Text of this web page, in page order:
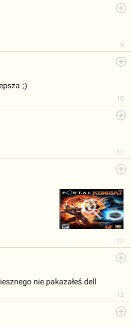
9
10
;)
11
12
13
nie pakazałeś dell